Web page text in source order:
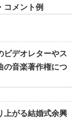
コメント例
ビデオレターやス
の音楽著作権につ
上がる結婚式余興